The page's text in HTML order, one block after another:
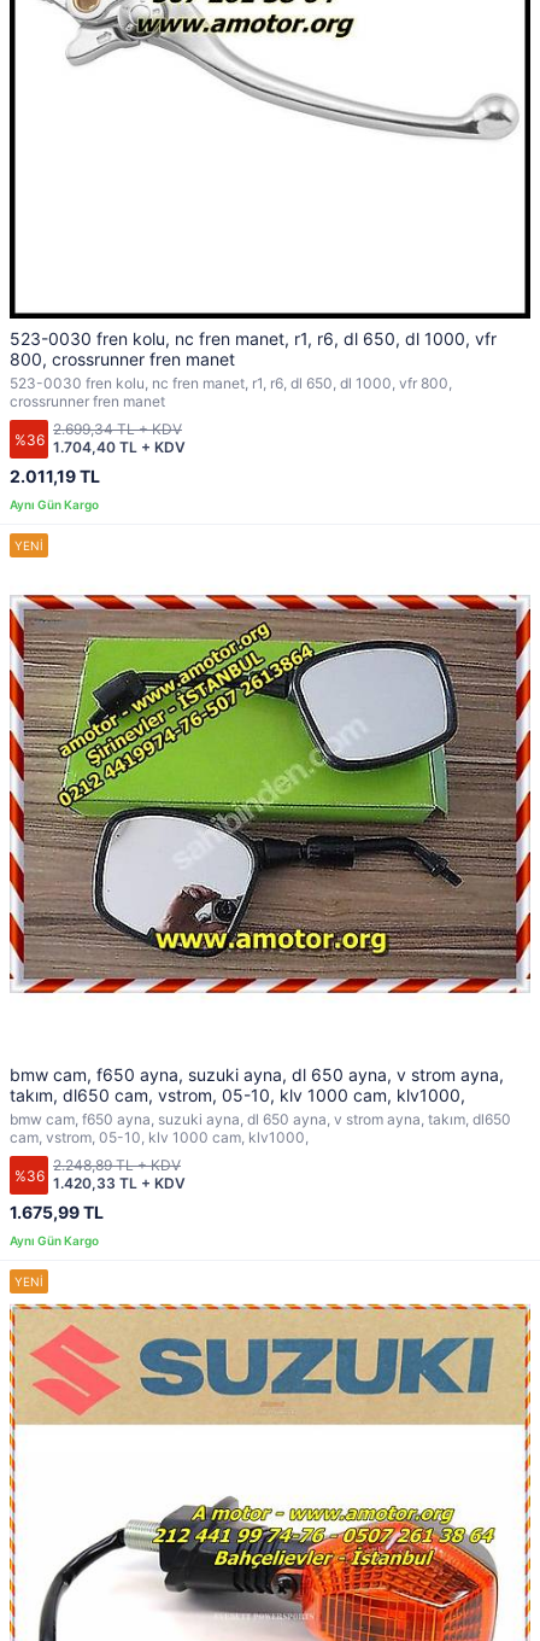
523-0030 fren kolu, nc fren manet, r1, r6, dl 650, dl 1000, vfr
800, crossrunner fren manet
523-0030 fren kolu, nc fren manet, r1, r6, dl 650, dl 1000, vfr 800,
crossrunner fren manet
%36
2.011,19 TL
1.704,40 TL + KDV
2.699,34 TL + KDV
bmw cam, f650 ayna, suzuki ayna, dl 650 ayna, v strom ayna,
takım, dl650 cam, vstrom, 05-10, klv 1000 cam, klv1000,
bmw cam, f650 ayna, suzuki ayna, dl 650 ayna, v strom ayna, takım, dl650
cam, vstrom, 05-10, klv 1000 cam, klv1000,
%36
1.675,99 TL
1.420,33 TL + KDV
2.248,89 TL + KDV